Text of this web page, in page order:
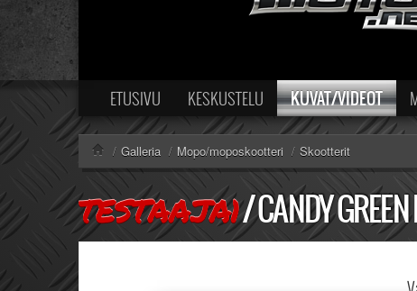
ETUSIVU KESKUSTELU KUVAT/VIDEOT
/ Galleria / Mopo/moposkootteri / Skootterit
TESTAAJA1/CANDY